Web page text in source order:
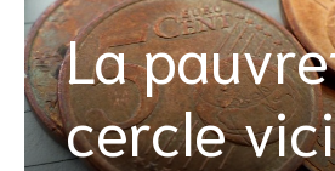
La
cercle